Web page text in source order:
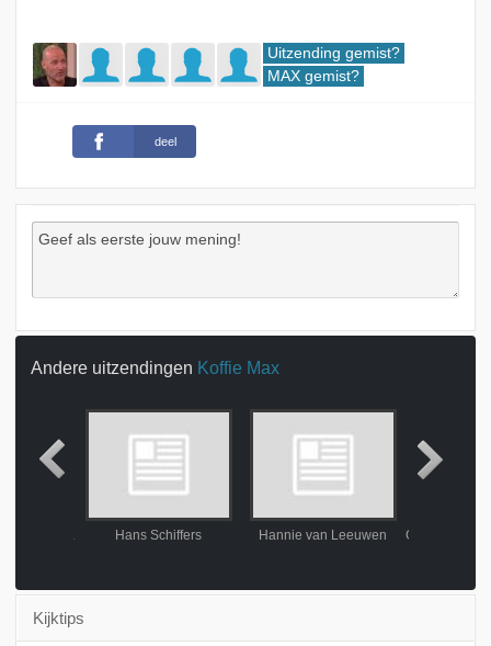
Uitzending gemist?
MAX gemist?
deel
Andere uitzendingen Koffie Max
Erwtensoep voor Leger des Heils Hans Schiffers Hannie van Leeuwen
Kijktips